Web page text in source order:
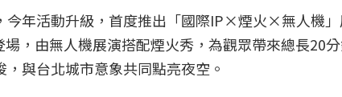
今年活動升級，首度推出「國際IP×煙火×無人機」
，由無人機展演搭配煙火秀，為觀眾帶來總長20
與台北城市意象共同點亮夜空。